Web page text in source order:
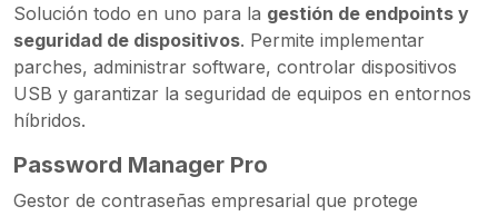
Solución todo en uno para la gestión de endpoints y
seguridad de dispositivos. Permite implementar
parches, administrar software, controlar dispositivos
USB y garantizar la seguridad de equipos en entornos
híbridos.
Password Manager Pro
Gestor de contraseñas empresarial que protege